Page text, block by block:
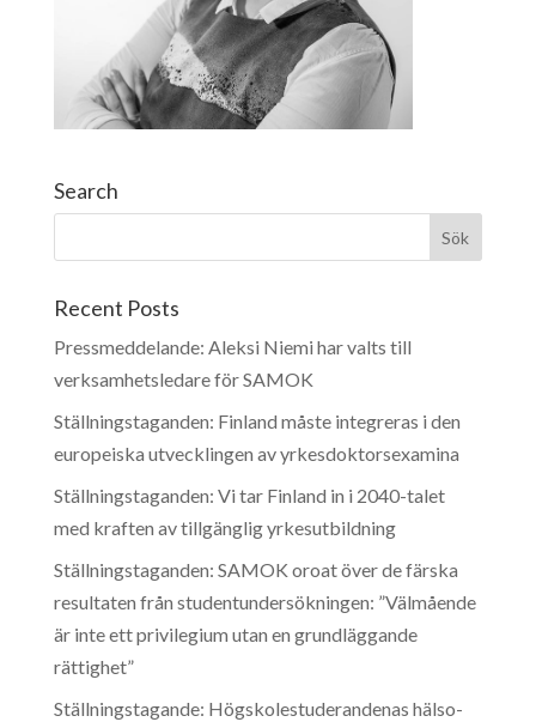
Search
Recent Posts
Pressmeddelande: Aleksi Niemi har valts till
verksamhetsledare för SAMOK
Ställningstaganden: Finland måste integreras i den
europeiska utvecklingen av yrkesdoktorsexamina
Ställningstaganden: Vi tar Finland in i 2040-talet
med kraften av tillgänglig yrkesutbildning
Ställningstaganden: SAMOK oroat över de färska
resultaten från studentundersökningen: ”Välmående
är inte ett privilegium utan en grundläggande
rättighet”
Ställningstagande: Högskolestuderandenas hälso-